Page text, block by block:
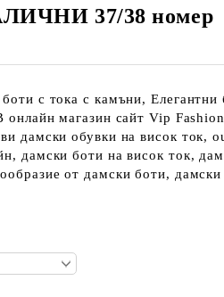
37/38 номер
с тока с камъни, Елегантни
онлайн магазин сайт Vip
дамски обувки на висок ток,
дамски боти на висок ток,
от дамски боти,